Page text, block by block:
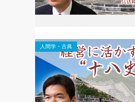
人間学・古典